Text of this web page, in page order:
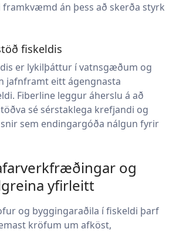
án þess að skerða styrk
fiskeldis
er lykilþáttur í vatnsgæðum og
jafnframt eitt ágengnasta
Fiberline leggur áherslu á að
sé sérstaklega krefjandi og
sem endingargóða nálgun fyrir
og
yfirleitt
og byggingaraðila í fiskeldi þarf
kröfum um afköst,